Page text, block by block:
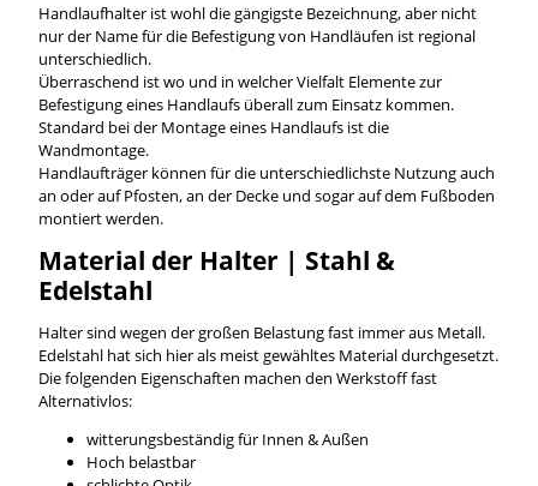
Handlaufhalter ist wohl die gängigste Bezeichnung, aber nicht
nur der Name für die Befestigung von Handläufen ist regional
unterschiedlich.
Überraschend ist wo und in welcher Vielfalt Elemente zur
Befestigung eines Handlaufs überall zum Einsatz kommen.
Standard bei der Montage eines Handlaufs ist die
Wandmontage.
Handlaufträger können für die unterschiedlichste Nutzung auch
an oder auf Pfosten, an der Decke und sogar auf dem Fußboden
montiert werden.
Material der Halter | Stahl &
Edelstahl
Halter sind wegen der großen Belastung fast immer aus Metall.
Edelstahl hat sich hier als meist gewähltes Material durchgesetzt.
Die folgenden Eigenschaften machen den Werkstoff fast
Alternativlos:
witterungsbeständig für Innen & Außen
Hoch belastbar